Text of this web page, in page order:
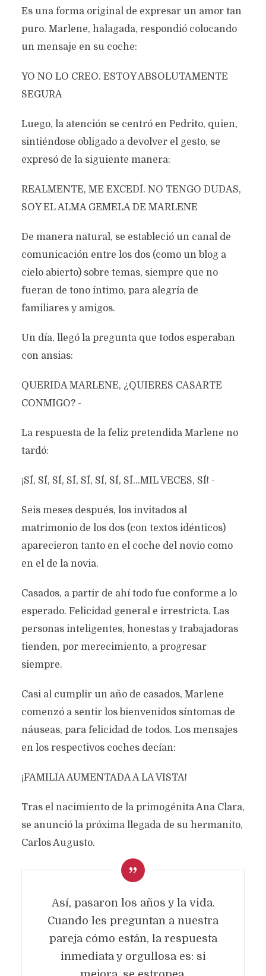
Es una forma original de expresar un amor tan
puro. Marlene, halagada, respondió colocando
un mensaje en su coche:
YO NO LO CREO. ESTOY ABSOLUTAMENTE
SEGURA
Luego, la atención se centró en Pedrito, quien,
sintiéndose obligado a devolver el gesto, se
expresó de la siguiente manera:
REALMENTE, ME EXCEDÍ. NO TENGO DUDAS,
SOY EL ALMA GEMELA DE MARLENE
De manera natural, se estableció un canal de
comunicación entre los dos (como un blog a
cielo abierto) sobre temas, siempre que no
fueran de tono íntimo, para alegría de
familiares y amigos.
Un día, llegó la pregunta que todos esperaban
con ansias:
QUERIDA MARLENE, ¿QUIERES CASARTE
CONMIGO? -
La respuesta de la feliz pretendida Marlene no
tardó:
¡SÍ, SÍ, SÍ, SÍ, SÍ, SÍ, SÍ, SÍ...MIL VECES, SÍ! -
Seis meses después, los invitados al
matrimonio de los dos (con textos idénticos)
aparecieron tanto en el coche del novio como
en el de la novia.
Casados, a partir de ahí todo fue conforme a lo
esperado. Felicidad general e irrestricta. Las
personas inteligentes, honestas y trabajadoras
tienden, por merecimiento, a progresar
siempre.
Casi al cumplir un año de casados, Marlene
comenzó a sentir los bienvenidos síntomas de
náuseas, para felicidad de todos. Los mensajes
en los respectivos coches decían:
¡FAMILIA AUMENTADA A LA VISTA!
Tras el nacimiento de la primogénita Ana Clara,
se anunció la próxima llegada de su hermanito,
Carlos Augusto.
Así, pasaron los años y la vida.
Cuando les preguntan a nuestra
pareja cómo están, la respuesta
inmediata y orgullosa es: si